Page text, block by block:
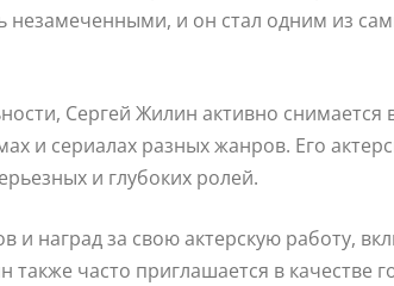
незамеченными, и он стал одним из
Сергей Жилин активно
и сериалах разных жанров. Его
и глубоких ролей.
и наград за свою актерскую работу,
также часто приглашается в качестве